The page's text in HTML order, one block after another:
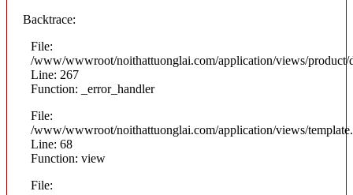
Backtrace:
File:
/www/wwwroot/noithattuonglai.com/application/views/product/
Line: 267
Function: _error_handler
File:
/www/wwwroot/noithattuonglai.com/application/views/
Line: 68
Function: view
File: